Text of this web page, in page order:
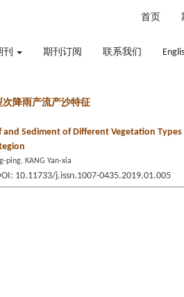
首页
刊 期刊订阅 联系我们
降雨产流产沙特征
and Sediment of Different Vegetation
ping, KANG Yan-xia
10.11733/j.issn.1007-0435.2019.01.005